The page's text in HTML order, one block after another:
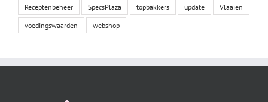
Receptenbeheer SpecsPlaza topbakkers update Vlaaien
voedingswaarden webshop